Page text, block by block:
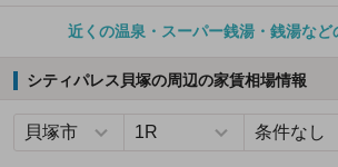
近くの温泉・スーパー銭湯・銭湯など
シティパレス貝塚の周辺の家賃相場情報